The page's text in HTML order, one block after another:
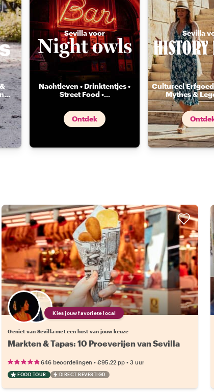
...
Sevilla voor
Nachtleven • Drinktentjes •
Street Food •...
Ontdek
Sevilla
Cultureel Erfgoed
Mythes &
Kies jouw favoriete local
Geniet van Sevilla met een host van jouw keuze
Markten & Tapas: 10 Proeverijen van Sevilla
646 beoordelingen •€95.22 pp •3 uur
FOOD TOUR DIRECT BEVESTIGD